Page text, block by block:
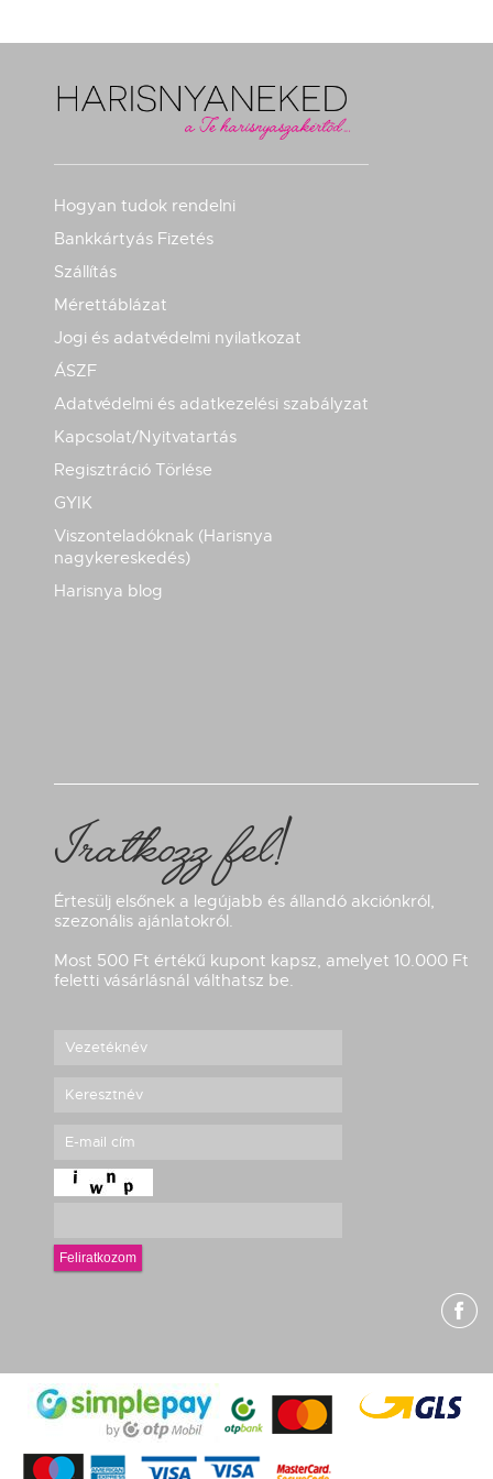
Hogyan tudok rendelni
Bankkártyás Fizetés
Szállítás
Mérettáblázat
Jogi és adatvédelmi nyilatkozat
ÁSZF
Adatvédelmi és adatkezelési szabályzat
Kapcsolat/Nyitvatartás
Regisztráció Törlése
GYIK
Viszonteladóknak (Harisnya
nagykereskedés)
Harisnya blog
Iratkozz fel!
Értesülj elsőnek a legújabb és állandó akciónkról,
szezonális ajánlatokról.
Most 500 Ft értékű kupont kapsz, amelyet 10.000 Ft
feletti vásárlásnál válthatsz be.
Feliratkozom
g